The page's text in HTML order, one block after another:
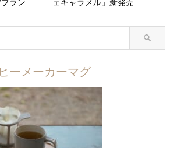
ブラン …
ェキャラメル」新発売
ーメーカーマグ